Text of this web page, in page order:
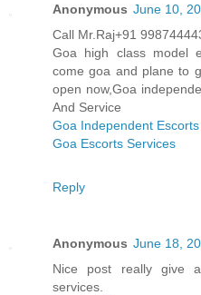
Anonymous June 10,
Call Mr.Raj+91
Goa high class model
come goa and plane to
open now,Goa
And Service
Goa Independent Escorts
Goa Escorts Services
Reply
Anonymous June 18,
Nice post really give
services.